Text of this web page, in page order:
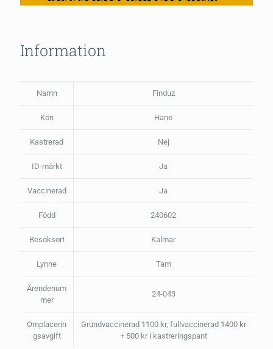
Information
Namn Finduz
Kön Hane
Kastrerad Nej
ID-märkt Ja
Vaccinerad Ja
Född 240602
Besöksort Kalmar
Lynne Tam
Ärendenum
mer
24-043
Omplacerin
gsavgift
Grundvaccinerad 1100 kr, fullvaccinerad 1400 kr
+ 500 kr i kastreringspant